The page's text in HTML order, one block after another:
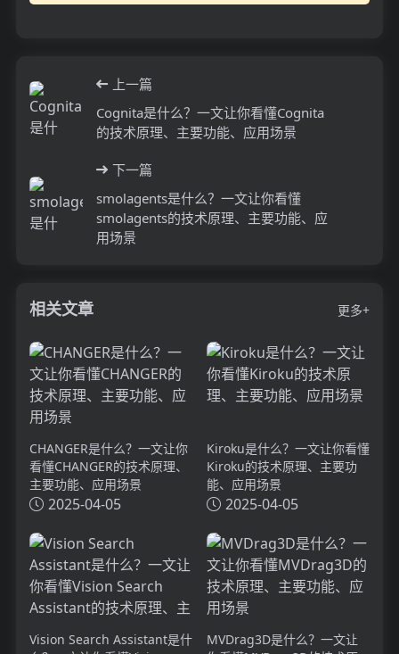
上一篇
Cognita是什么？一文让你看懂Cognita
的技术原理、主要功能、应用场景
下一篇
smolagents是什么？一文让你看懂
smolagents的技术原理、主要功能、应
用场景
相关文章 更多+
CHANGER是什么？一文让你
看懂CHANGER的技术原理、
主要功能、应用场景
2025-04-05
Kiroku是什么？一文让你看懂
Kiroku的技术原理、主要功
能、应用场景
2025-04-05
Vision Search Assistant是什
MVDrag3D是什么？一文让